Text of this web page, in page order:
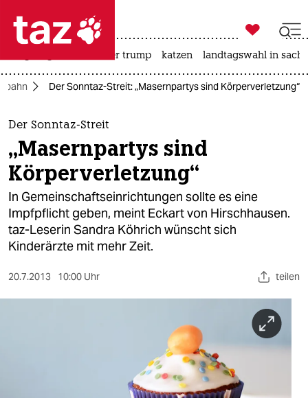
 taz zahl ich
taz zahl ich
themen
politik
öko
gesellschaft
kultur
sport

taz zahl ich
usa unter trump katzen landtagswahl in
Der Sonntaz-Streit: „Masernpartys sind Körperverletzung“
Der Sonntaz-Streit
„Masernpartys sind
Körperverletzung“
In Gemeinschaftseinrichtungen sollte es eine
Impfpflicht geben, meint Eckart von Hirschhausen.
taz-Leserin Sandra Köhrich wünscht sich
Kinderärzte mit mehr Zeit.
20.7.2013 10:00 Uhr teilen